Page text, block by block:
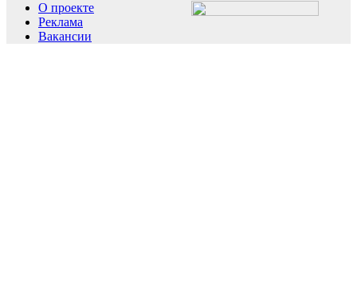
О проекте
Реклама
Вакансии